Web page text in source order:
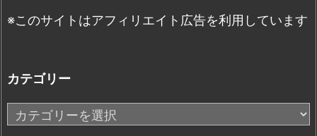
※このサイトはアフィリエイト広告を利用しています
カテゴリー
カ
テ